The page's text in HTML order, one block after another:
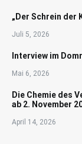
„Der Schrein der
Juli 5, 2026
Interview im
Mai 6, 2026
Die Chemie des
ab 2. November
April 14, 2026